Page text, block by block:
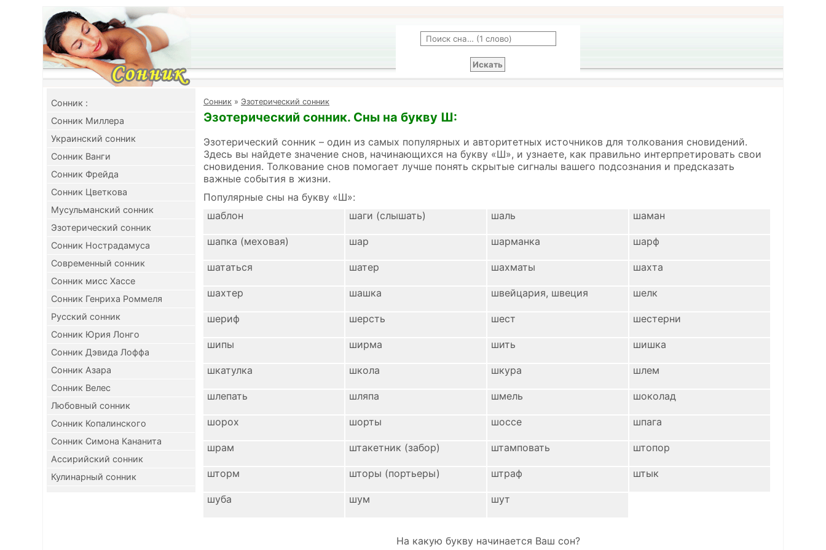
Cонник :
Сонник Миллера
Украинский сонник
Сонник Ванги
Сонник Фрейда
Сонник Цветкова
Мусульманский сонник
Эзотерический сонник
Сонник Нострадамуса
Современный сонник
Сонник мисс Хассе
Сонник Генриха Роммеля
Русский сонник
Сонник Юрия Лонго
Сонник Дэвида Лоффа
Сонник Азара
Сонник Велес
Любовный сонник
Сонник Копалинского
Сонник Симона Кананита
Ассирийский сонник
Кулинарный сонник
Cонник » Эзотерический сонник
Эзотерический сонник. Сны на букву Ш:
Эзотерический сонник – один из самых популярных и авторитетных источников для толкования сновидений.
Здесь вы найдете значение снов, начинающихся на букву «Ш», и узнаете, как правильно интерпретировать свои
сновидения. Толкование снов помогает лучше понять скрытые сигналы вашего подсознания и предсказать
важные события в жизни.
Популярные сны на букву «Ш»:
шаблон
шаги (слышать) шаль шаман
шапка (меховая) шар шарманка шарф
шататься шатер шахматы шахта
шахтер шашка швейцария, швеция шелк
шериф шерсть шест шестерни
шипы ширма шить шишка
шкатулка школа шкура шлем
шлепать шляпа шмель шоколад
шорох шорты шоссе шпага
шрам штакетник (забор) штамповать штопор
шторм шторы (портьеры) штраф штык
шуба шум шут
На какую букву начинается Ваш сон?